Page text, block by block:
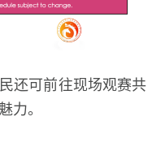
还可前往现场观赛共
力。